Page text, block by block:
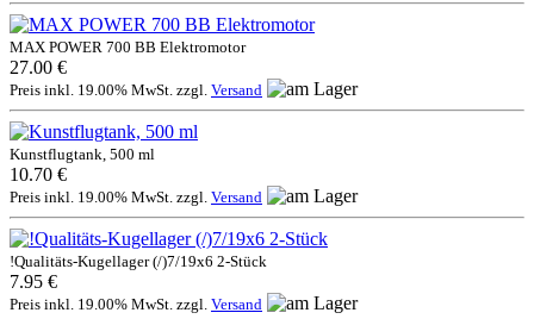
MAX POWER 700 BB Elektromotor
27.00 €
Preis inkl. 19.00% MwSt. zzgl. Versand
Kunstflugtank, 500 ml
10.70 €
Preis inkl. 19.00% MwSt. zzgl. Versand
!Qualitäts-Kugellager (/)7/19x6 2-Stück
7.95 €
Preis inkl. 19.00% MwSt. zzgl. Versand